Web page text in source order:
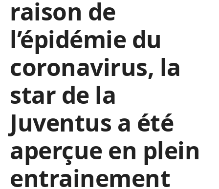
raison de
l’épidémie du
coronavirus, la
star de la
Juventus a été
aperçue en plein
entrainement